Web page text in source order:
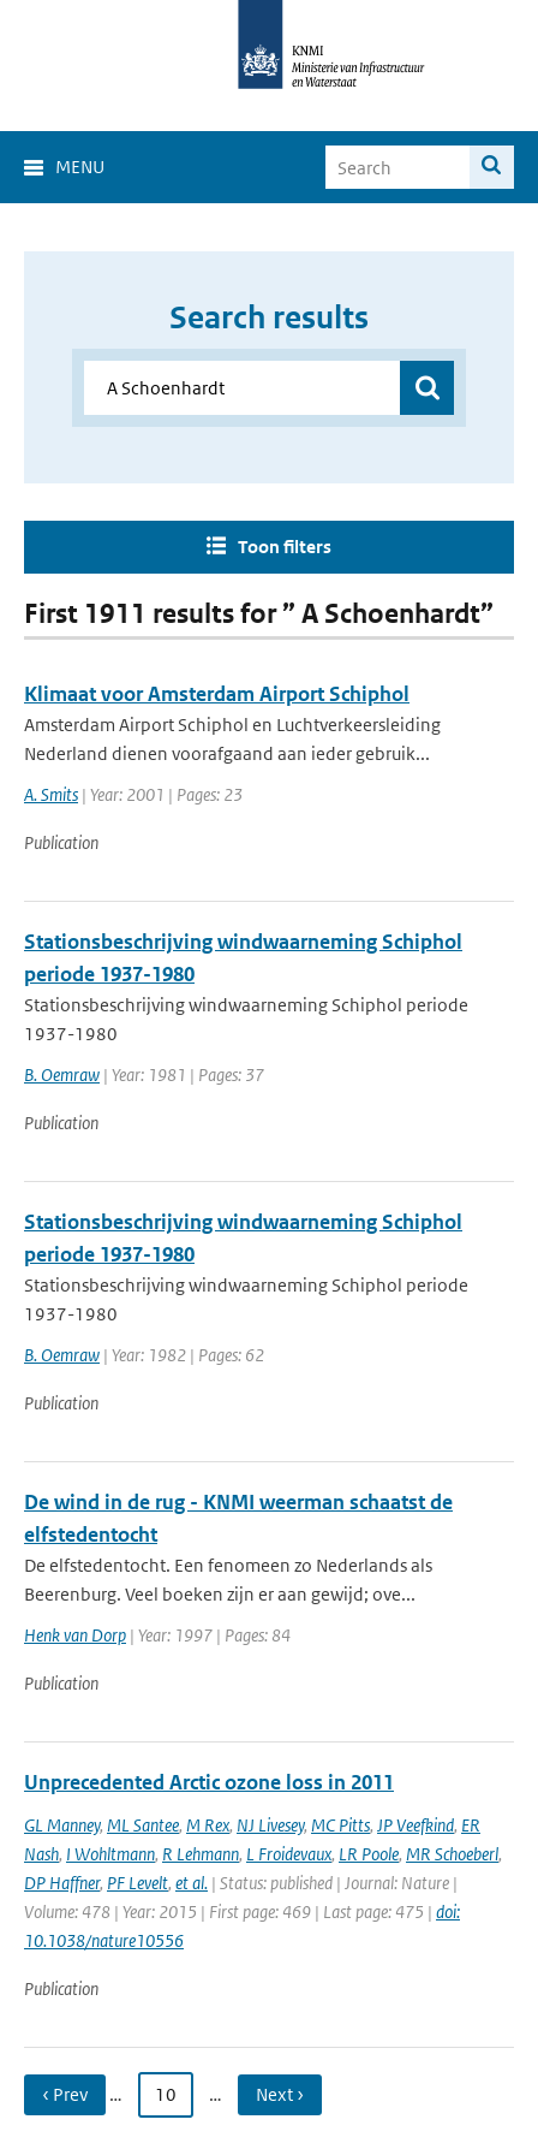
MENU
Search results
Toon filters
First 1911 results for ” A Schoenhardt”
Klimaat voor Amsterdam Airport Schiphol
Amsterdam Airport Schiphol en Luchtverkeersleiding
Nederland dienen voorafgaand aan ieder gebruik...
A. Smits | Year: 2001 | Pages: 23
Publication
Stationsbeschrijving windwaarneming Schiphol
periode 1937-1980
Stationsbeschrijving windwaarneming Schiphol periode
1937-1980
B. Oemraw | Year: 1981 | Pages: 37
Publication
Stationsbeschrijving windwaarneming Schiphol
periode 1937-1980
Stationsbeschrijving windwaarneming Schiphol periode
1937-1980
B. Oemraw | Year: 1982 | Pages: 62
Publication
De wind in de rug - KNMI weerman schaatst de
elfstedentocht
De elfstedentocht. Een fenomeen zo Nederlands als
Beerenburg. Veel boeken zijn er aan gewijd; ove...
Henk van Dorp | Year: 1997 | Pages: 84
Publication
Unprecedented Arctic ozone loss in 2011
GL Manney, ML Santee, M Rex, NJ Livesey, MC Pitts, JP Veefkind, ER
Nash, I Wohltmann, R Lehmann, L Froidevaux, LR Poole, MR Schoeberl,
DP Haffner, PF Levelt, et al. | Status: published | Journal: Nature |
Volume: 478 | Year: 2015 | First page: 469 | Last page: 475 | doi:
10.1038/nature10556
Publication
‹ Prev … 10 … Next ›